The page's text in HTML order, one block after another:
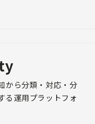
から分類・対応・分
る運用プラットフォ